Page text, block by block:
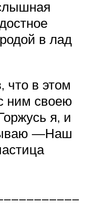
в лад
что в этом
ним своею
я, и
—Наш